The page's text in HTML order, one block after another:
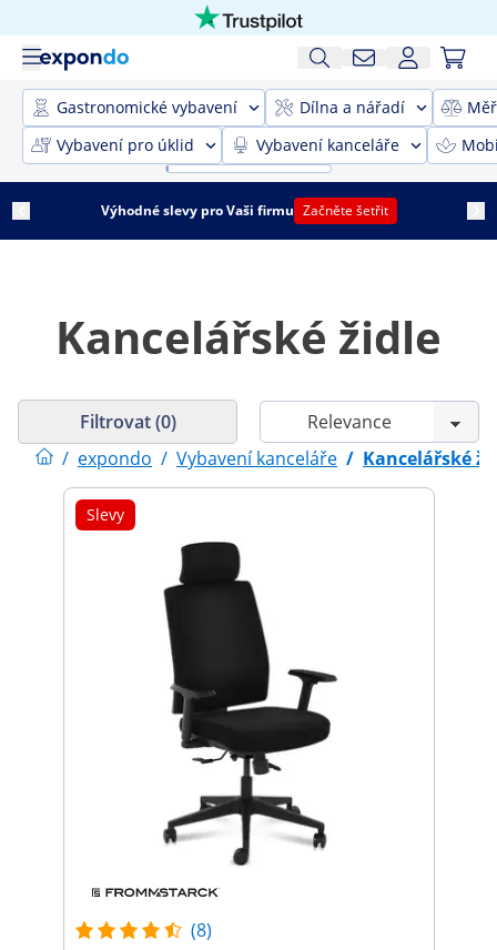
Gastronomické vybavení Dílna a nářadí
Vybavení pro úklid
Vybavení kanceláře
Výhodné slevy pro Vaši firmu Začněte šetřit
Kancelářské židle
/ expondo / Vybavení kanceláře / Kancelářské
Filtrovat (0)
Slevy
(8)